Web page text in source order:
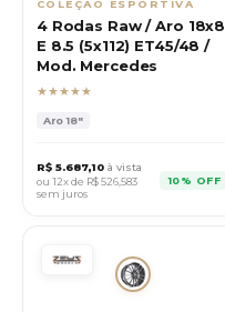
COLEÇÃO ESPORTIVA
4 Rodas Raw / Aro 18x8
E 8.5 (5x112) ET45/48 /
Mod. Mercedes
★★★★★
Aro18"
R$ 5.687,10 à vista
ou 12x de R$526,583
sem juros
10% OFF